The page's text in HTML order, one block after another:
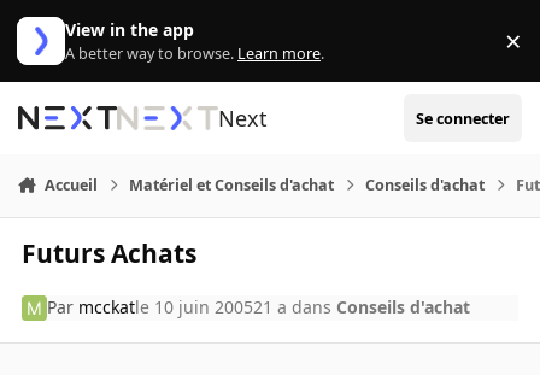
Aller au contenu
View in the app
A better way to browse. Learn more. ×
Next Se connecter
Accueil Matériel et Conseils d'achat Conseils d'achat
Futurs Achats
Par mcckatle 10 juin 200521 a dans Conseils d'achat